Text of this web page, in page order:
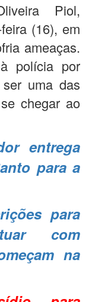
Piol,
(16), em
ameaças.
polícia por
uma das
chegar ao
entrega
para a
para
com
na